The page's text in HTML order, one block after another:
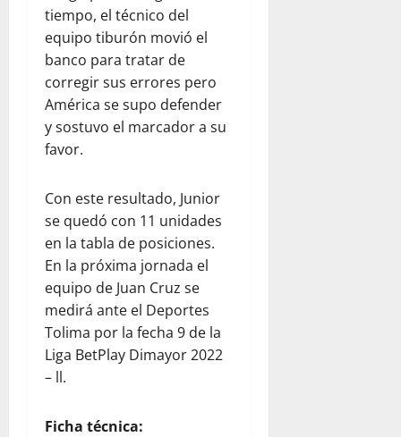
tiempo, el técnico del
equipo tiburón movió el
banco para tratar de
corregir sus errores pero
América se supo defender
y sostuvo el marcador a su
favor.
Con este resultado, Junior
se quedó con 11 unidades
en la tabla de posiciones.
En la próxima jornada el
equipo de Juan Cruz se
medirá ante el Deportes
Tolima por la fecha 9 de la
Liga BetPlay Dimayor 2022
– ll.
Ficha técnica: